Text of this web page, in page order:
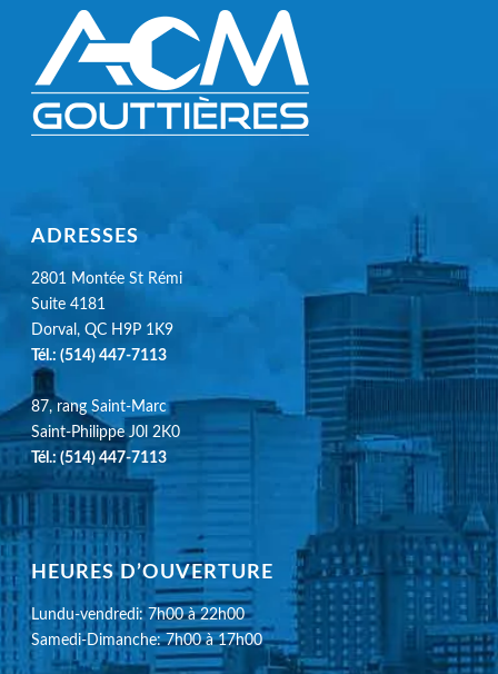
ADRESSES
2801 Montée St Rémi
Suite 4181
Dorval, QC H9P 1K9
Tél.:(514) 447-7113
87, rang Saint-Marc
Saint-Philippe J0l 2K0
Tél.:(514) 447-7113
HEURES D’OUVERTURE
Lundu-vendredi: 7h00 à 22h00
Samedi-Dimanche: 7h00 à 17h00